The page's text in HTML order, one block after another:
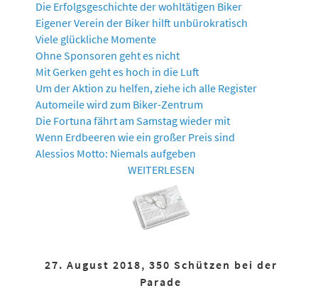
Die Erfolgsgeschichte der wohltätigen Biker
Eigener Verein der Biker hilft unbürokratisch
Viele glückliche Momente
Ohne Sponsoren geht es nicht
Mit Gerken geht es hoch in die Luft
Um der Aktion zu helfen, ziehe ich alle Register
Automeile wird zum Biker-Zentrum
Die Fortuna fährt am Samstag wieder mit
Wenn Erdbeeren wie ein großer Preis sind
Alessios Motto: Niemals aufgeben
WEITERLESEN
27. August 2018, 350 Schützen bei der
Parade